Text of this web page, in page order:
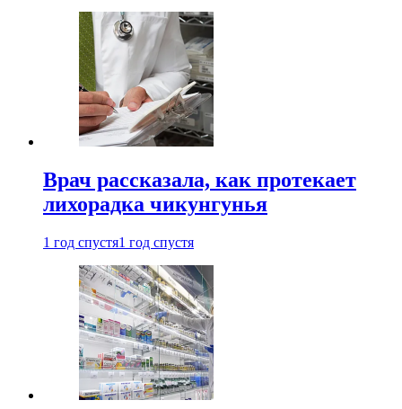
Врач рассказала, как протекает
лихорадка чикунгунья
1 год спустя1 год спустя